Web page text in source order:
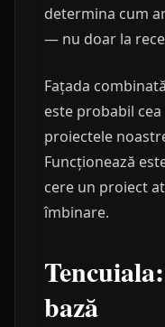
determina cum
— nu doar la
Fațada
este probabil
proiectele
Funcționează
cere un proiect
îmbinare.
bază